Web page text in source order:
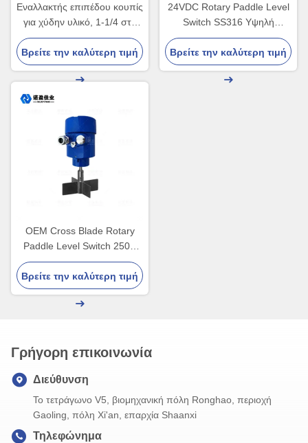
Εναλλακτής επιπέδου κουπίς
για χύδην υλικό, 1-1/4 στη
ΔΣΜ, στην εξόρυξη και στη
χρήση τροφίμων
Βρείτε την καλύτερη τιμή
24VDC Rotary Paddle Level
Switch SS316 Υψηλή
θερμοκρασία Για εξορύξεις,
τρόφιμα και ποτά, σιλό και
χούφτες.
Βρείτε την καλύτερη τιμή
OEM Cross Blade Rotary
Paddle Level Switch 250V
5A SPDT Σπειρώματα
φλάντζας
Βρείτε την καλύτερη τιμή
Γρήγορη επικοινωνία
Διεύθυνση
Το τετράγωνο V5, βιομηχανική πόλη Ronghao, περιοχή
Gaoling, πόλη Xi'an, επαρχία Shaanxi
Τηλεφώνημα